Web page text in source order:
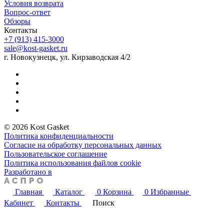
Условия возврата
Вопрос-ответ
Обзоры
Контакты
+7 (913) 415-3000
sale@kost-gasket.ru
г. Новокузнецк, ул. Кирзаводская 4/2
© 2026 Kost Gasket
Политика конфиденциальности
Согласие на обработку персональных данных
Пользовательское соглашение
Политика использования файлов cookie
Разработано в
Главная Каталог 0 Корзина 0 Избранные
Кабинет
Контакты Поиск